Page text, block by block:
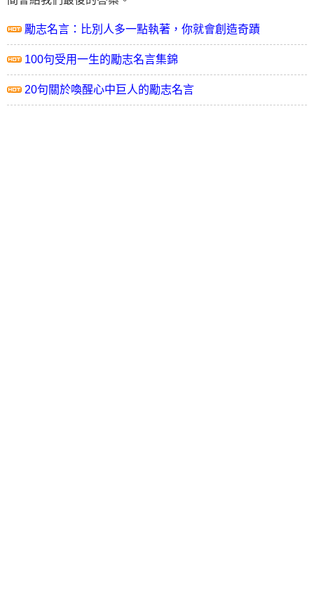
勵志名言：比別人多一點執著，你就會創造奇蹟
100句受用一生的勵志名言集錦
20句關於喚醒心中巨人的勵志名言